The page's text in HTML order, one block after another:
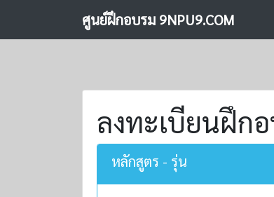
ศูนย์ฝึกอบรม 9NPU9.COM
ลงทะเบียนฝึก
หลักสูตร - รุ่น